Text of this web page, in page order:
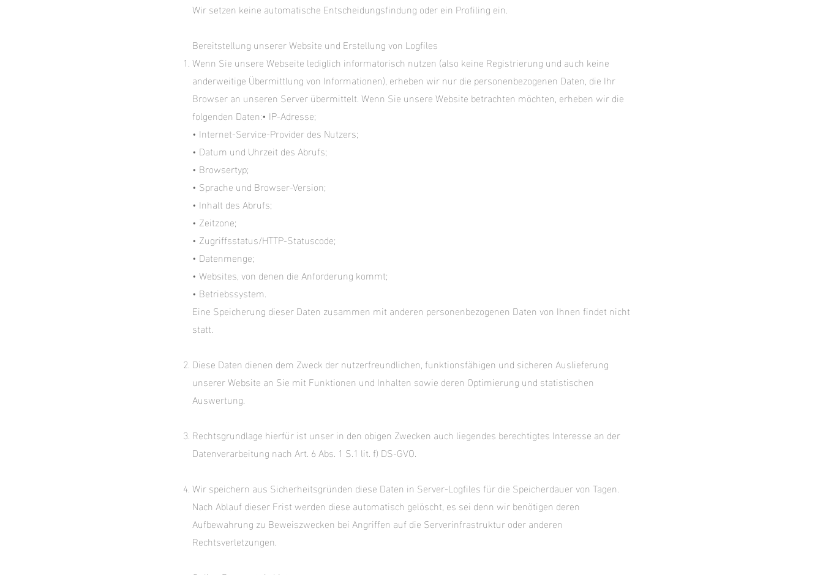
Wir setzen keine automatische Entscheidungsfindung oder ein Profiling ein.
Bereitstellung unserer Website und Erstellung von Logfiles
Wenn Sie unsere Webseite lediglich informatorisch nutzen (also keine Registrierung und auch keine
anderweitige Übermittlung von Informationen), erheben wir nur die personenbezogenen Daten, die Ihr
Browser an unseren Server übermittelt. Wenn Sie unsere Website betrachten möchten, erheben wir die
folgenden Daten:• IP-Adresse;
• Internet-Service-Provider des Nutzers;
• Datum und Uhrzeit des Abrufs;
• Browsertyp;
• Sprache und Browser-Version;
• Inhalt des Abrufs;
• Zeitzone;
• Zugriffsstatus/HTTP-Statuscode;
• Datenmenge;
• Websites, von denen die Anforderung kommt;
• Betriebssystem.
Eine Speicherung dieser Daten zusammen mit anderen personenbezogenen Daten von Ihnen findet nicht
statt.
Diese Daten dienen dem Zweck der nutzerfreundlichen, funktionsfähigen und sicheren Auslieferung
unserer Website an Sie mit Funktionen und Inhalten sowie deren Optimierung und statistischen
Auswertung.
Rechtsgrundlage hierfür ist unser in den obigen Zwecken auch liegendes berechtigtes Interesse an der
Datenverarbeitung nach Art. 6 Abs. 1 S.1 lit. f) DS-GVO.
Wir speichern aus Sicherheitsgründen diese Daten in Server-Logfiles für die Speicherdauer von Tagen.
Nach Ablauf dieser Frist werden diese automatisch gelöscht, es sei denn wir benötigen deren
Aufbewahrung zu Beweiszwecken bei Angriffen auf die Serverinfrastruktur oder anderen
Rechtsverletzungen.